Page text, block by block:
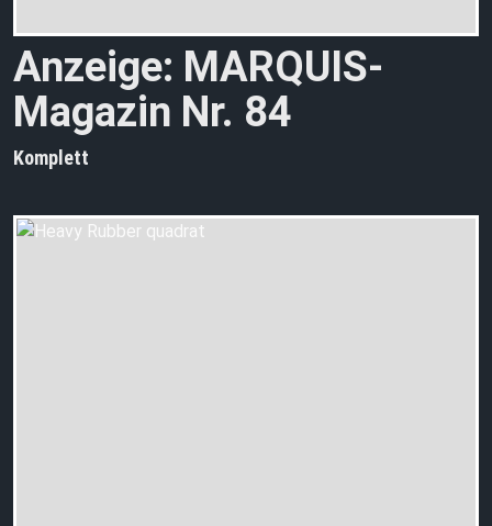
Anzeige: MARQUIS-
Magazin Nr. 84
Komplett